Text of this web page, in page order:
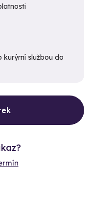
kurýrní službou do